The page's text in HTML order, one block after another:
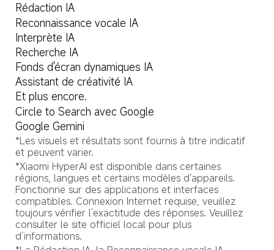
Rédaction IA
Reconnaissance vocale IA
Interprète IA
Recherche IA
Fonds d'écran dynamiques IA
Assistant de créativité IA
Et plus encore.
Circle to Search avec Google
Google Gemini
*Les visuels et résultats sont fournis à titre indicatif
et peuvent varier.
*Xiaomi HyperAI est disponible dans certaines
régions, langues et certains modèles d’appareils.
Fonctionne sur des applications et interfaces
compatibles. Connexion Internet requise, veuillez
toujours vérifier l’exactitude des réponses. Veuillez
consulter le site officiel local pour plus
d’informations.